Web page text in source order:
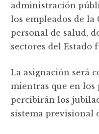
administración
los empleados de la
personal de salud,
sectores del Estado
La asignación será
mientras que en los
percibirán los
sistema previsional